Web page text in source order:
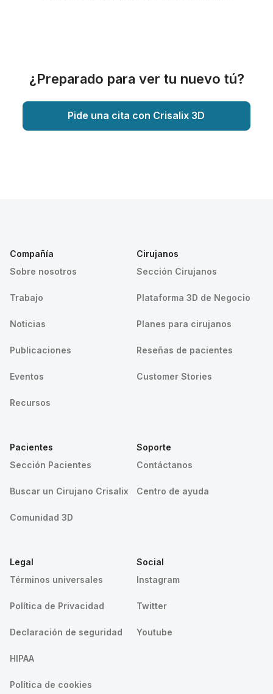
¿Preparado para ver tu nuevo tú?
Pide una cita con Crisalix 3D
Compañía
Sobre nosotros
Trabajo
Noticias
Publicaciones
Eventos
Recursos
Cirujanos
Sección Cirujanos
Plataforma 3D de Negocio
Planes para cirujanos
Reseñas de pacientes
Customer Stories
Pacientes
Sección Pacientes
Buscar un Cirujano Crisalix
Comunidad 3D
Soporte
Contáctanos
Centro de ayuda
Legal
Términos universales
Política de Privacidad
Declaración de seguridad
HIPAA
Política de cookies
Social
Instagram
Twitter
Youtube